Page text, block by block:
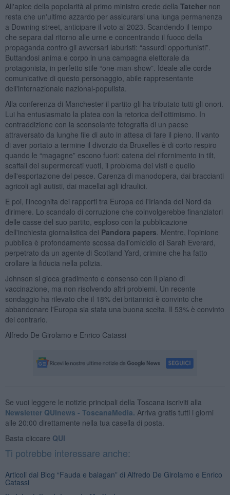
All'apice della popolarità al primo ministro erede della Tatchernon
resta che un'ultimo azzardo per assicurarsi una lunga permanenza
a Downing street, anticipare il voto al 2023. Scandendo il tempo
che separa dal ritorno alle urne e concentrando il fuoco della
propaganda contro gli avversari laburisti: “assurdi opportunisti”.
Buttandosi anima e corpo in una campagna elettorale da
protagonista, in perfetto stile “one-man-show”. Ideale alle corde
comunicative di questo personaggio, abile rappresentante
dell'internazionale nazional-populista.
Alla conferenza di Manchester il partito gli ha tributato tutti gli onori.
Lui ha entusiasmato la platea con la retorica dell'ottimismo. In
contraddizione con la sconsolante fotografia di un paese
attraversato da lunghe file di auto in attesa di fare il pieno. Il vanto
di aver portato a termine il divorzio da Bruxelles è di corto respiro
quando le “magagne” escono fuori: catena del rifornimento in tilt,
scaffali dei supermercati vuoti, il problema dei visti e quello
dell'esportazione del pesce. Carenza di manodopera, dai braccianti
agricoli agli autisti, dai macellai agli idraulici.
E poi, l'incognita dei rapporti tra Europa ed l'Irlanda del Nord da
dirimere. Lo scandalo di corruzione che coinvolgerebbe finanziatori
delle casse del suo partito, esploso con la pubblicazione
dell'inchiesta giornalistica dei Pandora papers . Mentre, l'opinione
pubblica è profondamente scossa dall'omicidio di Sarah Everard,
perpetrato da un agente di Scotland Yard, crimine che ha fatto
crollare la fiducia nella polizia.
Johnson si gioca gradimento e consenso con il piano di
vaccinazione, ma non risolvendo altri problemi. Un recente
sondaggio ha rilevato che il 18% dei britannici è convinto che
abbandonare l'Europa sia stata una buona scelta. Il 53% è convinto
del contrario.
Alfredo De Girolamo e Enrico Catassi
Se vuoi leggere le notizie principali della Toscana iscriviti alla
Newsletter QUInews - ToscanaMedia. Arriva gratis tutti i giorni
alle 20:00 direttamente nella tua casella di posta.
Basta cliccare QUI
Ti potrebbe interessare anche:
Articoli dal Blog “Fauda e balagan” di Alfredo De Girolamo e Enrico
Catassi